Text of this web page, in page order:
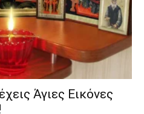
Άγιες Εικόνες